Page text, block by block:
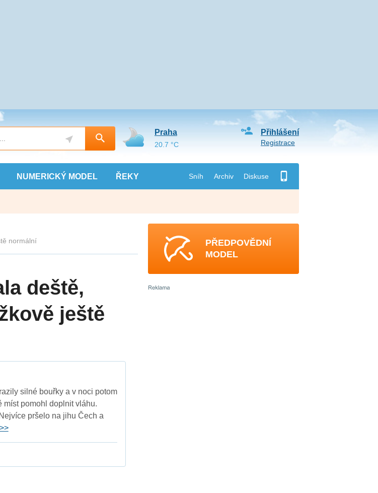
NUMERICKÝ MODEL ŘEKY Sníh Archiv Diskuse
Přihlášení
Registrace
Praha
20.7 °C
normální
deště,
ještě
silné bouřky a v noci potom
míst pomohl doplnit vláhu.
pršelo na jihu Čech a
PŘEDPOVĚDNÍ
MODEL